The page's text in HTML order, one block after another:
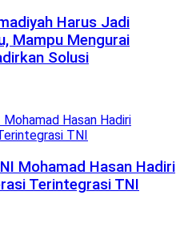
Harus Jadi
Mampu Mengurai
Solusi
Mohamad Hasan Hadiri
Terintegrasi TNI